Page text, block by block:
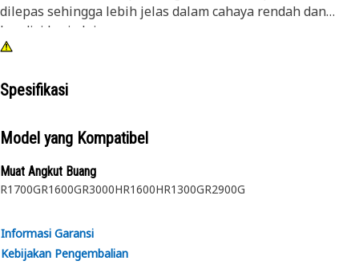
dilepas sehingga lebih jelas dalam cahaya rendah dan
kondisi kerja lainnya.
• Dicetak dengan latar belakang Hitam dan teks putih
• Tidak terkelupas seiring waktu
Aplikasi:
Label Stiker Identifikasi membantu mengetahui nomor
Spesifikasi
Model yang Kompatibel
Muat Angkut Buang
R1700GR1600GR3000HR1600HR1300GR2900G
Informasi Garansi
Kebijakan Pengembalian